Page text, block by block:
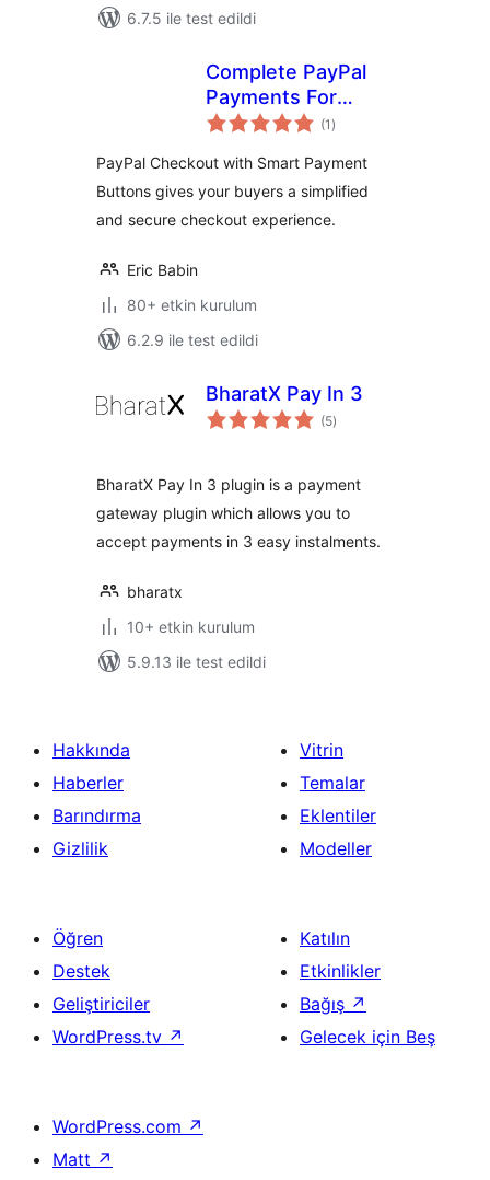
6.7.5 ile test edildi
Complete PayPal
Payments For
WooCommerce
(1 toplam
puan
)
PayPal Checkout with Smart Payment
Buttons gives your buyers a simplified
and secure checkout experience.
Eric Babin
80+ etkin kurulum
6.2.9 ile test edildi
BharatX Pay In 3
(5toplam
puan
)
BharatX Pay In 3 plugin is a payment
gateway plugin which allows you to
accept payments in 3 easy instalments.
bharatx
10+ etkin kurulum
5.9.13 ile test edildi
Hakkında
Haberler
Barındırma
Gizlilik
Vitrin
Temalar
Eklentiler
Modeller
Öğren
Destek
Geliştiriciler
WordPress.tv ↗
Katılın
Etkinlikler
Bağış ↗
Gelecek için Beş
WordPress.com ↗
Matt ↗